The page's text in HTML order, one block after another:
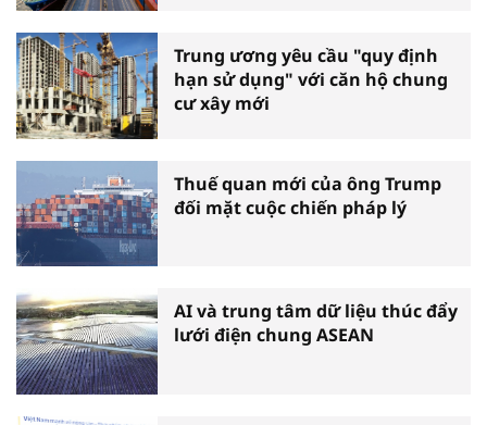
Trung ương yêu cầu "quy định
hạn sử dụng" với căn hộ chung
cư xây mới
Thuế quan mới của ông Trump
đối mặt cuộc chiến pháp lý
AI và trung tâm dữ liệu thúc đẩy
lưới điện chung ASEAN